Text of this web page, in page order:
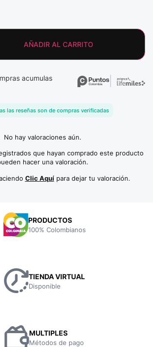
AÑADIR AL CARRITO
acumulas
las reseñas son de compras verificadas
No hay valoraciones aún.
que hayan comprado este producto
hacer una valoración.
Clic Aquípara dejar tu valoración.
PRODUCTOS
100% Colombianos
TIENDA VIRTUAL
Disponible
MULTIPLES
Métodos de pago